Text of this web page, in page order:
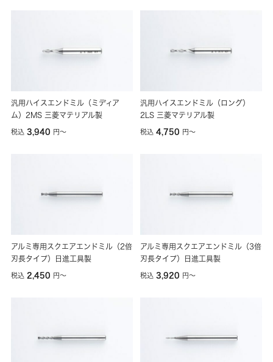
汎用ハイスエンドミル（ミディア
ム）2MS 三菱マテリアル製
税込3,940 円〜
汎用ハイスエンドミル（ロング）
2LS 三菱マテリアル製
税込4,750 円〜
アルミ専用スクエアエンドミル（2倍
刃長タイプ）日進工具製
税込 2,450 円〜
アルミ専用スクエアエンドミル（3倍
刃長タイプ）日進工具製
税込3,920 円〜